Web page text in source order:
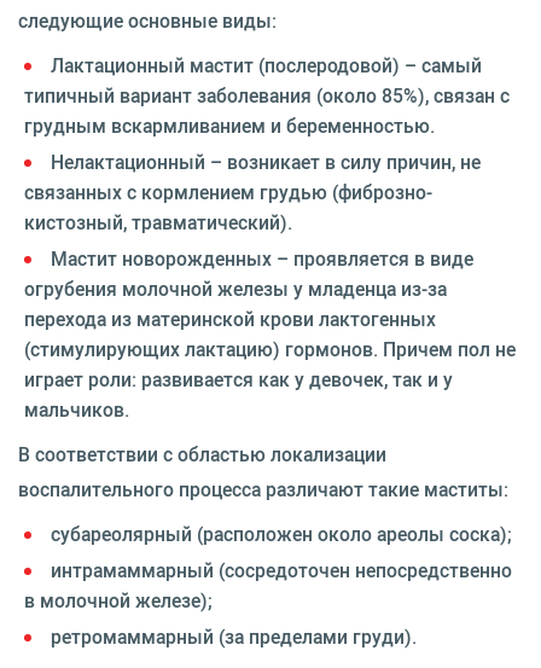
следующие основные виды:
Лактационный мастит (послеродовой) – самый
типичный вариант заболевания (около 85%), связан с
грудным вскармливанием и беременностью.
Нелактационный – возникает в силу причин, не
связанных с кормлением грудью (фиброзно-
кистозный, травматический).
Мастит новорожденных – проявляется в виде
огрубения молочной железы у младенца из-за
перехода из материнской крови лактогенных
(стимулирующих лактацию) гормонов. Причем пол не
играет роли: развивается как у девочек, так и у
мальчиков.
В соответствии с областью локализации
воспалительного процесса различают такие маститы:
субареолярный (расположен около ареолы соска);
интрамаммарный (сосредоточен непосредственно
в молочной железе);
ретромаммарный (за пределами груди).